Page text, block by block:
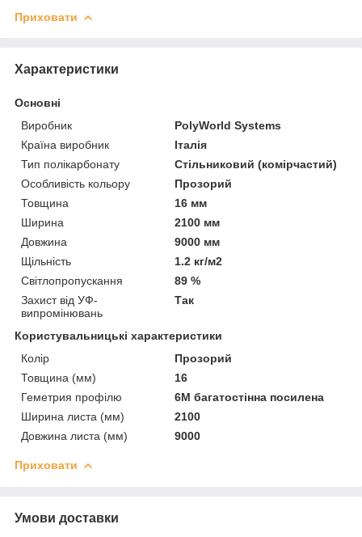
Приховати
Характеристики
Основні
Виробник
PolyWorld Systems
Країна виробник
Італія
Тип полікарбонату
Стільниковий (комірчастий)
Особливість кольору
Прозорий
Товщина
16 мм
Ширина
2100 мм
Довжина
9000 мм
Щільність
1.2 кг/м2
Світлопропускання
89 %
Захист від УФ-
випромінювань
Так
Користувальницькі характеристики
Колір
Прозорий
Товщина (мм)
16
Геметрия профілю
6М багатостінна посилена
Ширина листа (мм)
2100
Довжина листа (мм)
9000
Приховати
Умови доставки